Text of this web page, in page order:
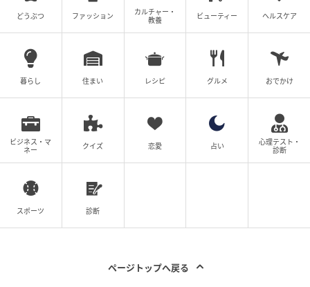
の記事をもっとみる
どうぶつ ファッション
カルチャー・
教養
ビューティー ヘルスケア
暮らし 住まい レシピ グルメ おでかけ
ビジネス・マ
ネー
クイズ 恋愛 占い
心理テスト・
診断
スポーツ 診断
ページトップへ戻る